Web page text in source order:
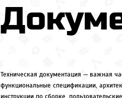
Техническая документация — важная
функциональные спецификации,